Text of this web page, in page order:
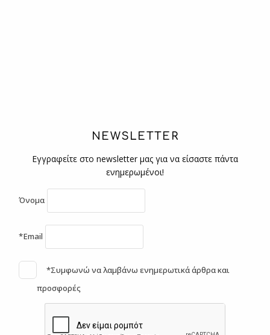
NEWSLETTER
Εγγραφείτε στο newsletter μας για να είσαστε πάντα
ενημερωμένοι!
Όνομα
*Email
*Συμφωνώ να λαμβάνω ενημερωτικά άρθρα και
προσφορές